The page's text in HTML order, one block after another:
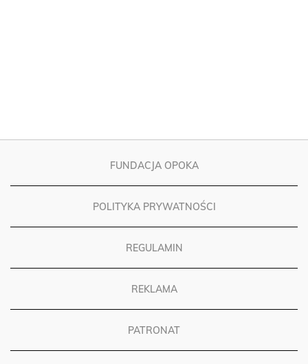
FUNDACJA OPOKA
POLITYKA PRYWATNOŚCI
REGULAMIN
REKLAMA
PATRONAT